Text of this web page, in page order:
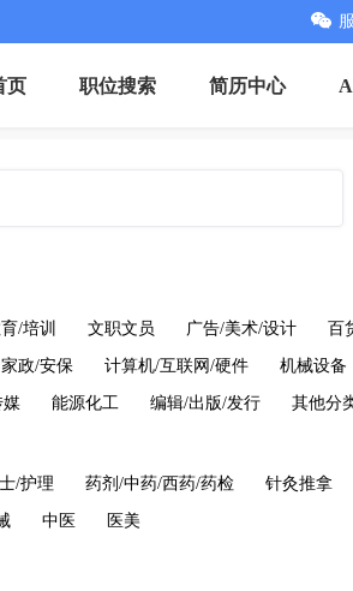
页 职位搜索 简历中心
/培训 文职文员 广告/美术/设计 百
家政/安保 计算机/互联网/硬件 机械设备
媒 能源化工 编辑/出版/发行 其他分
/护理 药剂/中药/西药/药检 针灸推拿
中医 医美